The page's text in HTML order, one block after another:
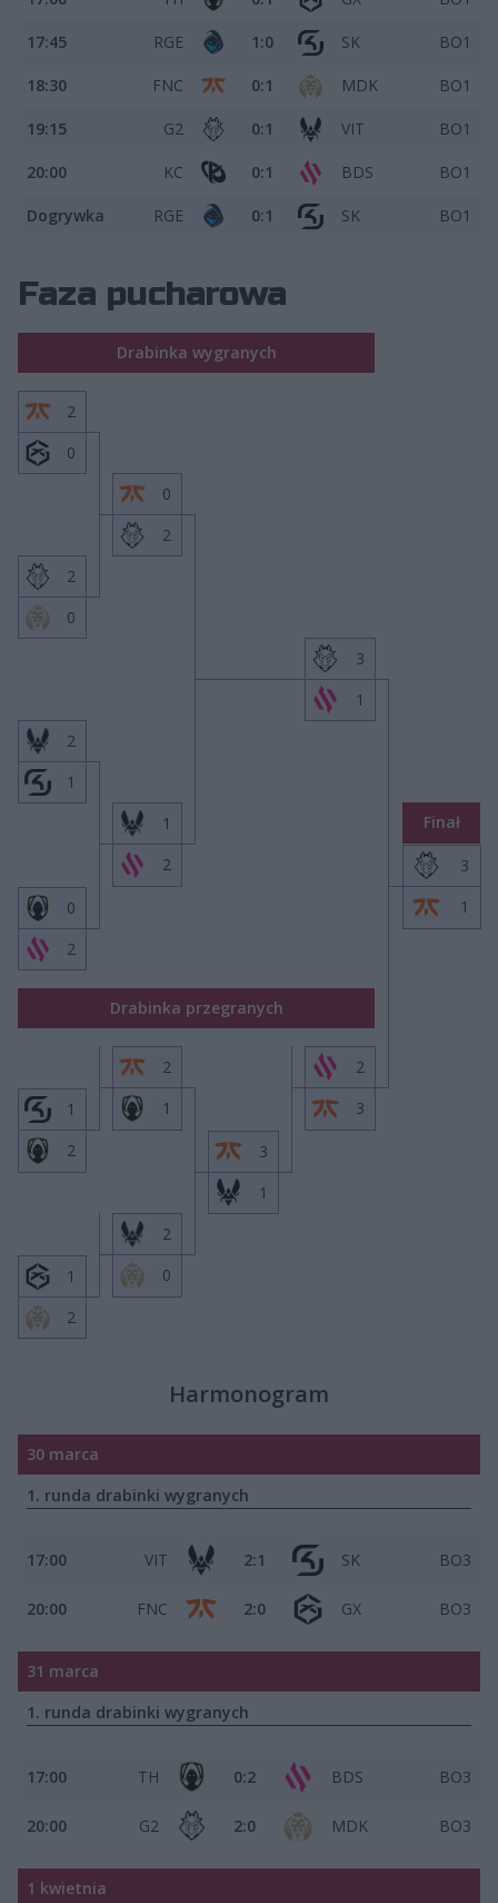
17:45 RGE 1:0 SK BO1
18:30 FNC 0:1 MDK BO1
19:15 G2 0:1 VIT BO1
20:00 KC 0:1 BDS BO1
Dogrywka RGE 0:1 SK BO1
Faza pucharowa
Drabinka wygranych
2
0
0
2
2
0
3
1
2
1
1
Finał
2
3
0
1
2
Drabinka przegranych
2
2
1
1
3
2
3
1
2
1
0
2
Harmonogram
30 marca
1. runda drabinki wygranych
17:00 VIT 2:1 SK BO3
20:00 FNC 2:0 GX BO3
31 marca
1. runda drabinki wygranych
17:00 TH 0:2 BDS BO3
20:00 G2 2:0 MDK BO3
1 kwietnia